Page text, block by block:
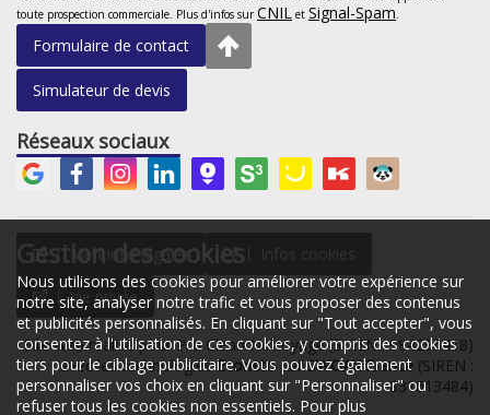
Gestion des cookies
Nous utilisons des cookies pour améliorer votre expérience sur
notre site, analyser notre trafic et vous proposer des contenus
et publicités personnalisés. En cliquant sur "Tout accepter", vous
consentez à l'utilisation de ces cookies, y compris des cookies
tiers pour le ciblage publicitaire. Vous pouvez également
personnaliser vos choix en cliquant sur "Personnaliser" ou
refuser tous les cookies non essentiels. Pour plus
toute prospection commerciale. Plus d'infos surCNIL et Signal-Spam
Formulaire de contact
Simulateur de devis
Réseaux sociaux
Mentions légales Infos cookies
Vie privée
Site web réalisé pour Pro Clean Nettoyage (SIREN : 984296418)
avec les technologiesEconeto parSWOAX France (SIREN :
831613484)